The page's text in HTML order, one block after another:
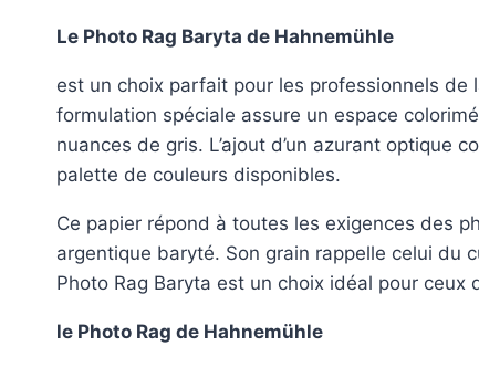
Le Photo Rag Baryta de Hahnemühle
est un choix parfait pour les professionnels
formulation spéciale assure un espace
nuances de gris. L’ajout d’un azurant optique
palette de couleurs disponibles.
Ce papier répond à toutes les exigences des
argentique baryté. Son grain rappelle celui du
Photo Rag Baryta est un choix idéal pour
le Photo Rag de Hahnemühle